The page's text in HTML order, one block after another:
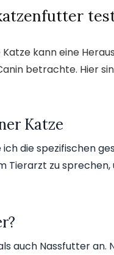
kann eine
betrachte. Hier
Katze
die spezifischen
Tierarzt zu
auch Nassfutter an.